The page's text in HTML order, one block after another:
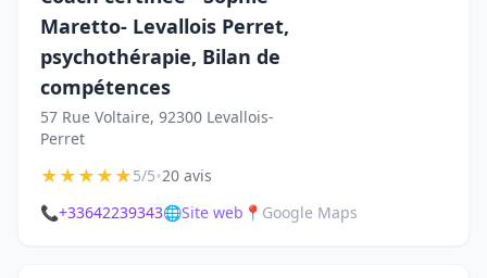
Maretto- Levallois Perret,
psychothérapie, Bilan de
compétences
57 Rue Voltaire, 92300 Levallois-
Perret
★★★★★5/5•20 avis
📞+33642239343🌐Site web 📍 Google Maps